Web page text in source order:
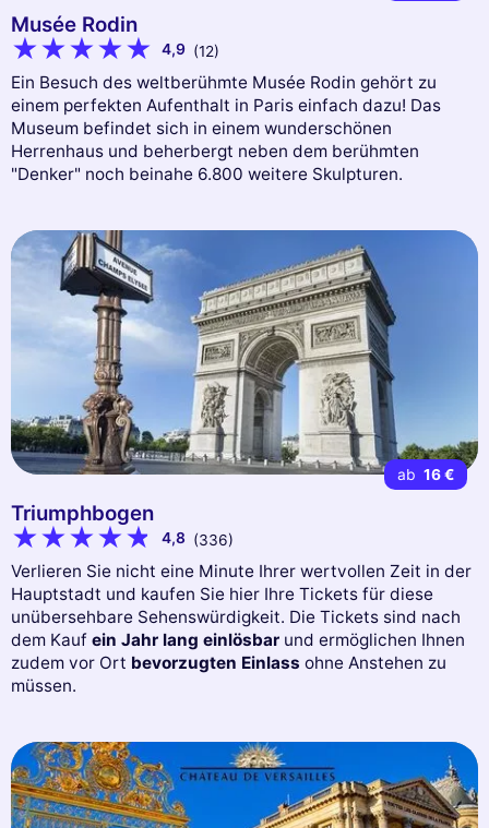
Musée Rodin
4,9 (12)
Ein Besuch des weltberühmte Musée Rodin gehört zu
einem perfekten Aufenthalt in Paris einfach dazu! Das
Museum befindet sich in einem wunderschönen
Herrenhaus und beherbergt neben dem berühmten
"Denker" noch beinahe 6.800 weitere Skulpturen.
ab 16 €
Triumphbogen
4,8 (336)
Verlieren Sie nicht eine Minute Ihrer wertvollen Zeit in der
Hauptstadt und kaufen Sie hier Ihre Tickets für diese
unübersehbare Sehenswürdigkeit. Die Tickets sind nach
dem Kauf ein Jahr lang einlösbar und ermöglichen Ihnen
zudem vor Ort bevorzugten Einlass ohne Anstehen zu
müssen.